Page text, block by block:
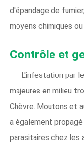
d'épandage de
moyens chimiques
Contrôle et
L'infestation par
majeures en milieu
Chèvre, Moutons et
a également
parasitaires chez les